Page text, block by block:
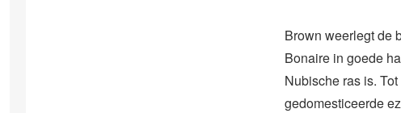
Brown weerlegt de
Bonaire in goede
Nubische ras is.
gedomesticeerde